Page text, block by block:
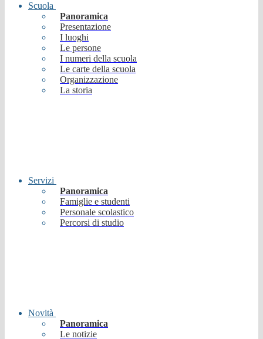
Scuola
Panoramica
Presentazione
I luoghi
Le persone
I numeri della scuola
Le carte della scuola
Organizzazione
La storia
Servizi
Panoramica
Famiglie e studenti
Personale scolastico
Percorsi di studio
Novità
Panoramica
Le notizie